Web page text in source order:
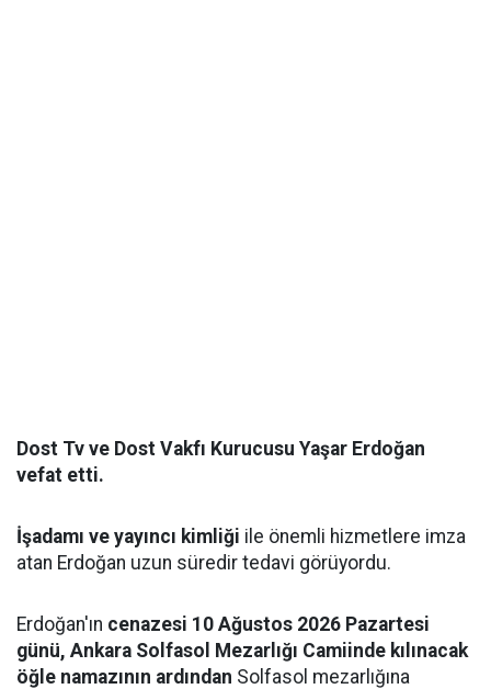
Dost Tv ve Dost Vakfı Kurucusu Yaşar Erdoğan
vefat etti.
İşadamı ve yayıncı kimliği ile önemli hizmetlere imza
atan Erdoğan uzun süredir tedavi görüyordu.
Erdoğan'ın cenazesi 10 Ağustos 2026 Pazartesi
günü, Ankara Solfasol Mezarlığı Camiinde kılınacak
öğle namazının ardından Solfasol mezarlığına